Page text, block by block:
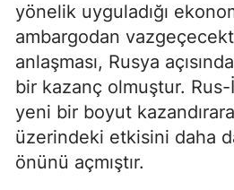
yönelik uyguladığı
ambargodan
anlaşması, Rusya
bir kazanç olmuştur.
yeni bir boyut
üzerindeki etkisini daha
önünü açmıştır.